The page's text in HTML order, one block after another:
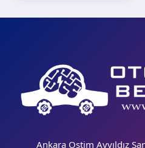
Ankara Ostim Ayyıldız